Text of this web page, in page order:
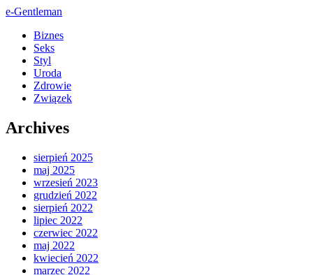
e-Gentleman
Biznes
Seks
Styl
Uroda
Zdrowie
Związek
Archives
sierpień 2025
maj 2025
wrzesień 2023
grudzień 2022
sierpień 2022
lipiec 2022
czerwiec 2022
maj 2022
kwiecień 2022
marzec 2022